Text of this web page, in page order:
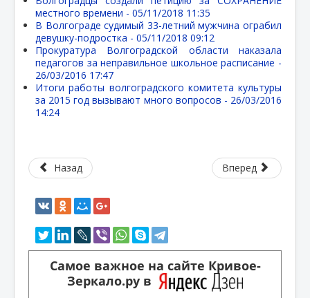
местного времени - 05/11/2018 11:35
В Волгограде судимый 33-летний мужчина ограбил
девушку-подростка - 05/11/2018 09:12
Прокуратура Волгоградской области наказала
педагогов за неправильное школьное расписание -
26/03/2016 17:47
Итоги работы волгоградского комитета культуры
за 2015 год вызывают много вопросов - 26/03/2016
14:24
Назад Вперед
Самое важное на сайте Кривое-
Зеркало.ру в